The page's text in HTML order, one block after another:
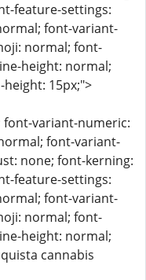
feature-settings:
font-variant-
normal; font-
height: normal;
15px;">
font-variant-numeric:
font-variant-
none; font-kerning:
feature-settings:
font-variant-
normal; font-
height: normal;
cannabis